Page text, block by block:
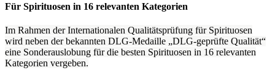
Für Spirituosen in 16 relevanten Kategorien
Im Rahmen der Internationalen Qualitätsprüfung für Spirituosen
wird neben der bekannten DLG-Medaille „DLG-geprüfte Qualität“
eine Sonderauslobung für die besten Spirituosen in 16 relevanten
Kategorien vergeben.